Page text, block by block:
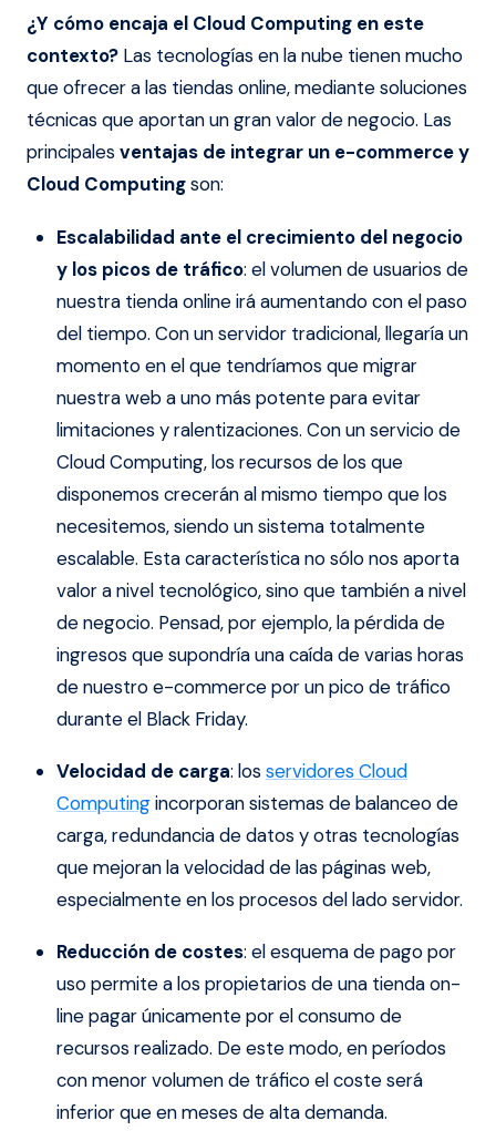
¿Y cómo encaja el Cloud Computing en este
contexto? Las tecnologías en la nube tienen mucho
que ofrecer a las tiendas online, mediante soluciones
técnicas que aportan un gran valor de negocio. Las
principales ventajas de integrar un e-commerce y
Cloud Computingson:
Escalabilidad ante el crecimiento del negocio
y los picos de tráfico: el volumen de usuarios de
nuestra tienda online irá aumentando con el paso
del tiempo. Con un servidor tradicional, llegaría un
momento en el que tendríamos que migrar
nuestra web a uno más potente para evitar
limitaciones y ralentizaciones. Con un servicio de
Cloud Computing, los recursos de los que
disponemos crecerán al mismo tiempo que los
necesitemos, siendo un sistema totalmente
escalable. Esta característica no sólo nos aporta
valor a nivel tecnológico, sino que también a nivel
de negocio. Pensad, por ejemplo, la pérdida de
ingresos que supondría una caída de varias horas
de nuestro e-commerce por un pico de tráfico
durante el Black Friday.
Velocidad de carga: los servidores Cloud
Computingincorporan sistemas de balanceo de
carga, redundancia de datos y otras tecnologías
que mejoran la velocidad de las páginas web,
especialmente en los procesos del lado servidor.
Reducción de costes: el esquema de pago por
uso permite a los propietarios de una tienda on-
line pagar únicamente por el consumo de
recursos realizado. De este modo, en períodos
con menor volumen de tráfico el coste será
inferior que en meses de alta demanda.